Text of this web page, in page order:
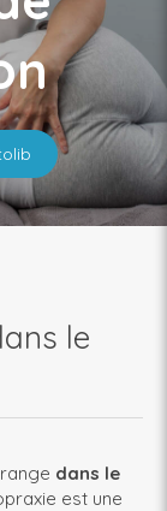
le
dans le
est une